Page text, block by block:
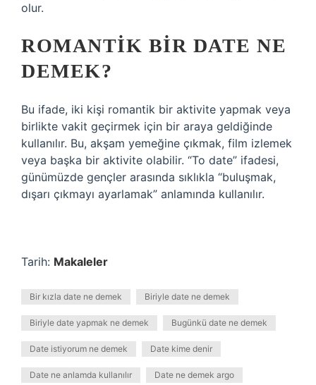
olur.
ROMANTIK BIR DATE NE
DEMEK?
Bu ifade, iki kişi romantik bir aktivite yapmak veya
birlikte vakit geçirmek için bir araya geldiğinde
kullanılır. Bu, akşam yemeğine çıkmak, film izlemek
veya başka bir aktivite olabilir. “To date” ifadesi,
günümüzde gençler arasında sıklıkla “buluşmak,
dışarı çıkmayı ayarlamak” anlamında kullanılır.
Tarih: Makaleler
Bir kızla date ne demek Biriyle date ne demek
Biriyle date yapmak ne demek Bugünkü date ne demek
Date istiyorum ne demek Date kime denir
Date ne anlamda kullanılır Date ne demek argo